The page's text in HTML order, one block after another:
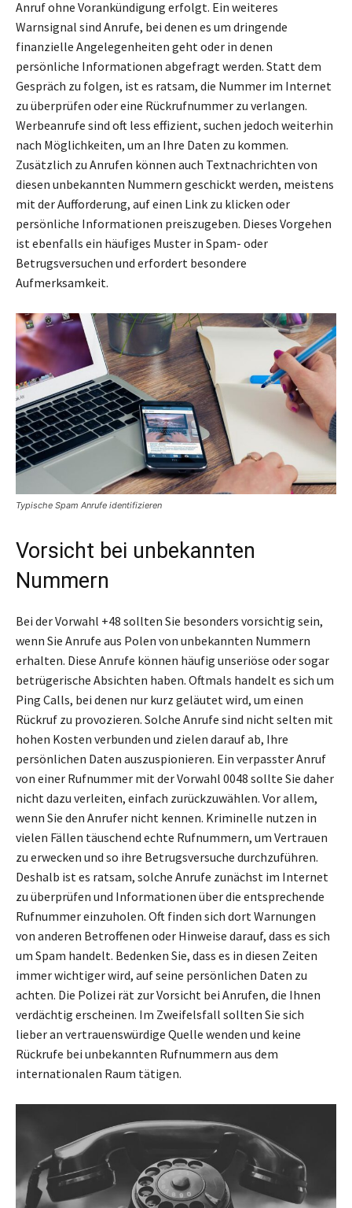
Anruf ohne Vorankündigung erfolgt. Ein weiteres
Warnsignal sind Anrufe, bei denen es um dringende
finanzielle Angelegenheiten geht oder in denen
persönliche Informationen abgefragt werden. Statt dem
Gespräch zu folgen, ist es ratsam, die Nummer im Internet
zu überprüfen oder eine Rückrufnummer zu verlangen.
Werbeanrufe sind oft less effizient, suchen jedoch weiterhin
nach Möglichkeiten, um an Ihre Daten zu kommen.
Zusätzlich zu Anrufen können auch Textnachrichten von
diesen unbekannten Nummern geschickt werden, meistens
mit der Aufforderung, auf einen Link zu klicken oder
persönliche Informationen preiszugeben. Dieses Vorgehen
ist ebenfalls ein häufiges Muster in Spam- oder
Betrugsversuchen und erfordert besondere
Aufmerksamkeit.
Typische Spam Anrufe identifizieren
Vorsicht bei unbekannten
Nummern
Bei der Vorwahl +48 sollten Sie besonders vorsichtig sein,
wenn Sie Anrufe aus Polen von unbekannten Nummern
erhalten. Diese Anrufe können häufig unseriöse oder sogar
betrügerische Absichten haben. Oftmals handelt es sich um
Ping Calls, bei denen nur kurz geläutet wird, um einen
Rückruf zu provozieren. Solche Anrufe sind nicht selten mit
hohen Kosten verbunden und zielen darauf ab, Ihre
persönlichen Daten auszuspionieren. Ein verpasster Anruf
von einer Rufnummer mit der Vorwahl 0048 sollte Sie daher
nicht dazu verleiten, einfach zurückzuwählen. Vor allem,
wenn Sie den Anrufer nicht kennen. Kriminelle nutzen in
vielen Fällen täuschend echte Rufnummern, um Vertrauen
zu erwecken und so ihre Betrugsversuche durchzuführen.
Deshalb ist es ratsam, solche Anrufe zunächst im Internet
zu überprüfen und Informationen über die entsprechende
Rufnummer einzuholen. Oft finden sich dort Warnungen
von anderen Betroffenen oder Hinweise darauf, dass es sich
um Spam handelt. Bedenken Sie, dass es in diesen Zeiten
immer wichtiger wird, auf seine persönlichen Daten zu
achten. Die Polizei rät zur Vorsicht bei Anrufen, die Ihnen
verdächtig erscheinen. Im Zweifelsfall sollten Sie sich
lieber an vertrauenswürdige Quelle wenden und keine
Rückrufe bei unbekannten Rufnummern aus dem
internationalen Raum tätigen.